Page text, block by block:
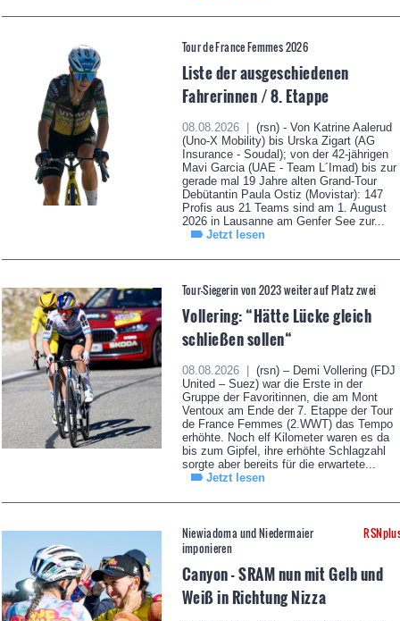
Tour de France Femmes 2026
Liste der ausgeschiedenen
Fahrerinnen / 8. Etappe
08.08.2026 |
(rsn) - Von Katrine Aalerud
(Uno-X Mobility) bis Urska Zigart (AG
Insurance - Soudal); von der 42-jährigen
Mavi Garcia (UAE - Team L´Imad) bis zur
gerade mal 19 Jahre alten Grand-Tour
Debütantin Paula Ostiz (Movistar): 147
Profis aus 21 Teams sind am 1. August
2026 in Lausanne am Genfer See zur...
Jetzt lesen
Tour-Siegerin von 2023 weiter auf Platz zwei
Vollering: “Hätte Lücke gleich
schließen sollen“
08.08.2026 |
(rsn) – Demi Vollering (FDJ
United – Suez) war die Erste in der
Gruppe der Favoritinnen, die am Mont
Ventoux am Ende der 7. Etappe der Tour
de France Femmes (2.WWT) das Tempo
erhöhte. Noch elf Kilometer waren es da
bis zum Gipfel, ihre erhöhte Schlagzahl
sorgte aber bereits für die erwartete...
Jetzt lesen
Niewiadoma und Niedermaier
imponieren
Canyon - SRAM nun mit Gelb und
Weiß in Richtung Nizza